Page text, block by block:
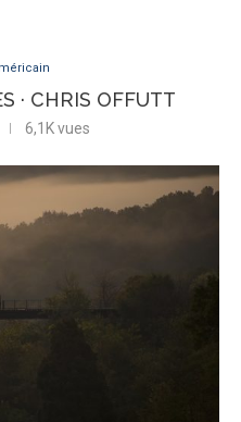
· CHRIS OFFUTT
6,1Kvues